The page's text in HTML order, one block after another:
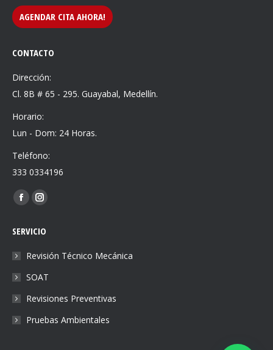
AGENDAR CITA AHORA!
CONTACTO
Dirección:
Cl. 8B # 65 - 295. Guayabal, Medellín.
Horario:
Lun - Dom: 24 Horas.
Teléfono:
333 0334196
Find us on:
Facebook
opens
in
window
Instagram
opens
in
window
SERVICIO
Revisión Técnico Mecánica
SOAT
Revisiones Preventivas
Pruebas Ambientales